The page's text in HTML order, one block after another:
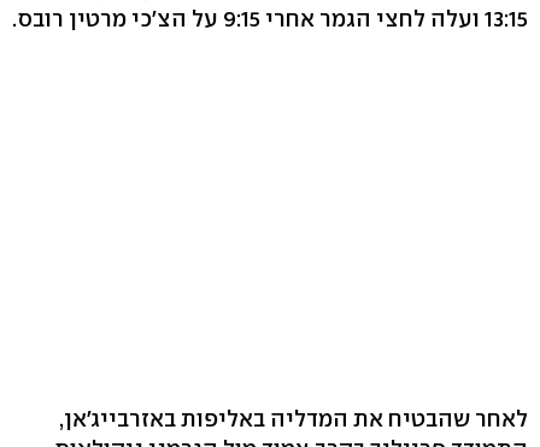
13:15 ועלה לחצי הגמר אחרי 9:15 על הצ'כי מרטין רובס.
לאחר שהבטיח את המדליה באליפות באזרבייג'אן,